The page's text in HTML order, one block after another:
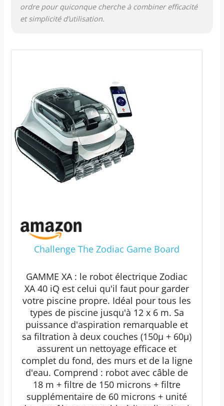
ordre pour quiconque cherche à combiner efficacité
et simplicité d’utilisation.
Challenge The Zodiac Game Board
GAMME XA : le robot électrique Zodiac
XA 40 iQ est celui qu'il faut pour garder
votre piscine propre. Idéal pour tous les
types de piscine jusqu'à 12 x 6 m. Sa
puissance d'aspiration remarquable et
sa filtration à deux couches (150µ + 60µ)
assurent un nettoyage efficace et
complet du fond, des murs et de la ligne
d'eau. Comprend : robot avec câble de
18 m + filtre de 150 microns + filtre
supplémentaire de 60 microns + unité